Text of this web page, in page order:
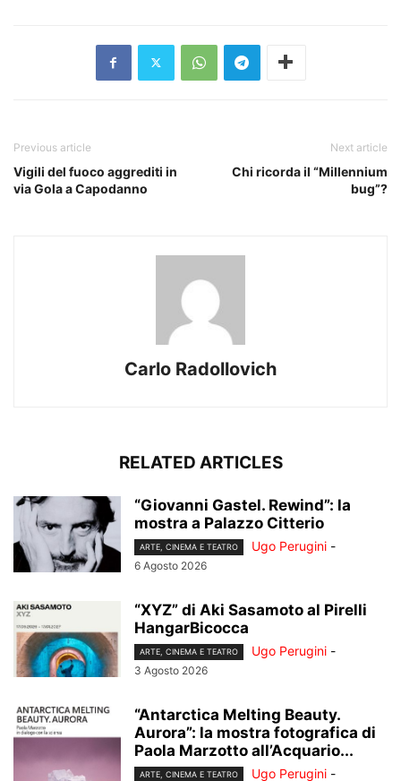
Previous article
Vigili del fuoco aggrediti in
via Gola a Capodanno
Next article
Chi ricorda il “Millennium
bug”?
Carlo Radollovich
RELATED ARTICLES
“Giovanni Gastel. Rewind”: la
mostra a Palazzo Citterio
ARTE, CINEMA E TEATRO Ugo Perugini -
6 Agosto 2026
“XYZ” di Aki Sasamoto al Pirelli
HangarBicocca
ARTE, CINEMA E TEATRO Ugo Perugini -
3 Agosto 2026
“Antarctica Melting Beauty.
Aurora”: la mostra fotografica di
Paola Marzotto all’Acquario...
ARTE, CINEMA E TEATRO Ugo Perugini -